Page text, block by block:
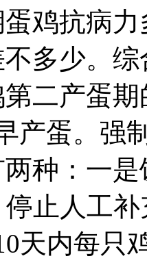
鸡抗病
多少。
第二产
产蛋。强
种：一
止人工
天内每只